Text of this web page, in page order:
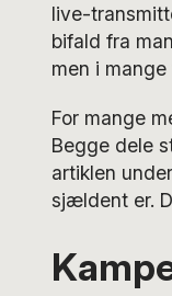
live-
bifald fra
men i
For mange
Begge dele
artiklen
sjældent er.